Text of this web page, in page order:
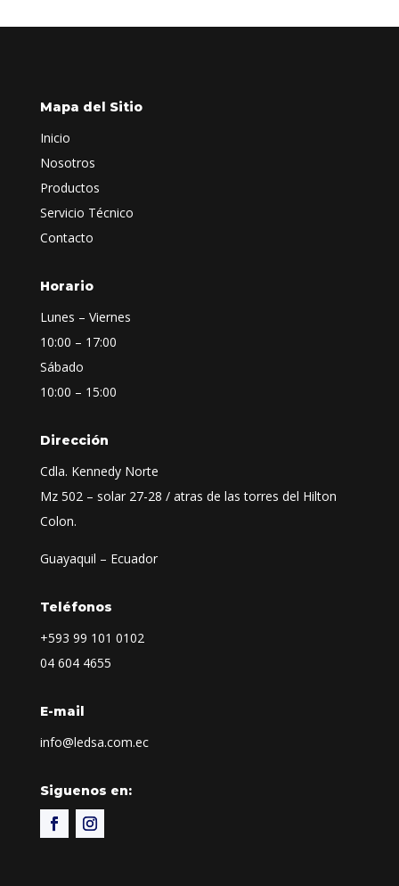
Mapa del Sitio
Inicio
Nosotros
Productos
Servicio Técnico
Contacto
Horario
Lunes – Viernes
10:00 – 17:00
Sábado
10:00 – 15:00
Dirección
Cdla. Kennedy Norte
Mz 502 – solar 27-28 / atras de las torres del Hilton
Colon.
Guayaquil – Ecuador
Teléfonos
+593 99 101 0102
04 604 4655
E-mail
info@ledsa.com.ec
Siguenos en: